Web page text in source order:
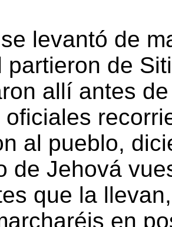
levantó de
partieron de
allí antes
al pueblo,
de Jehová
que la
en